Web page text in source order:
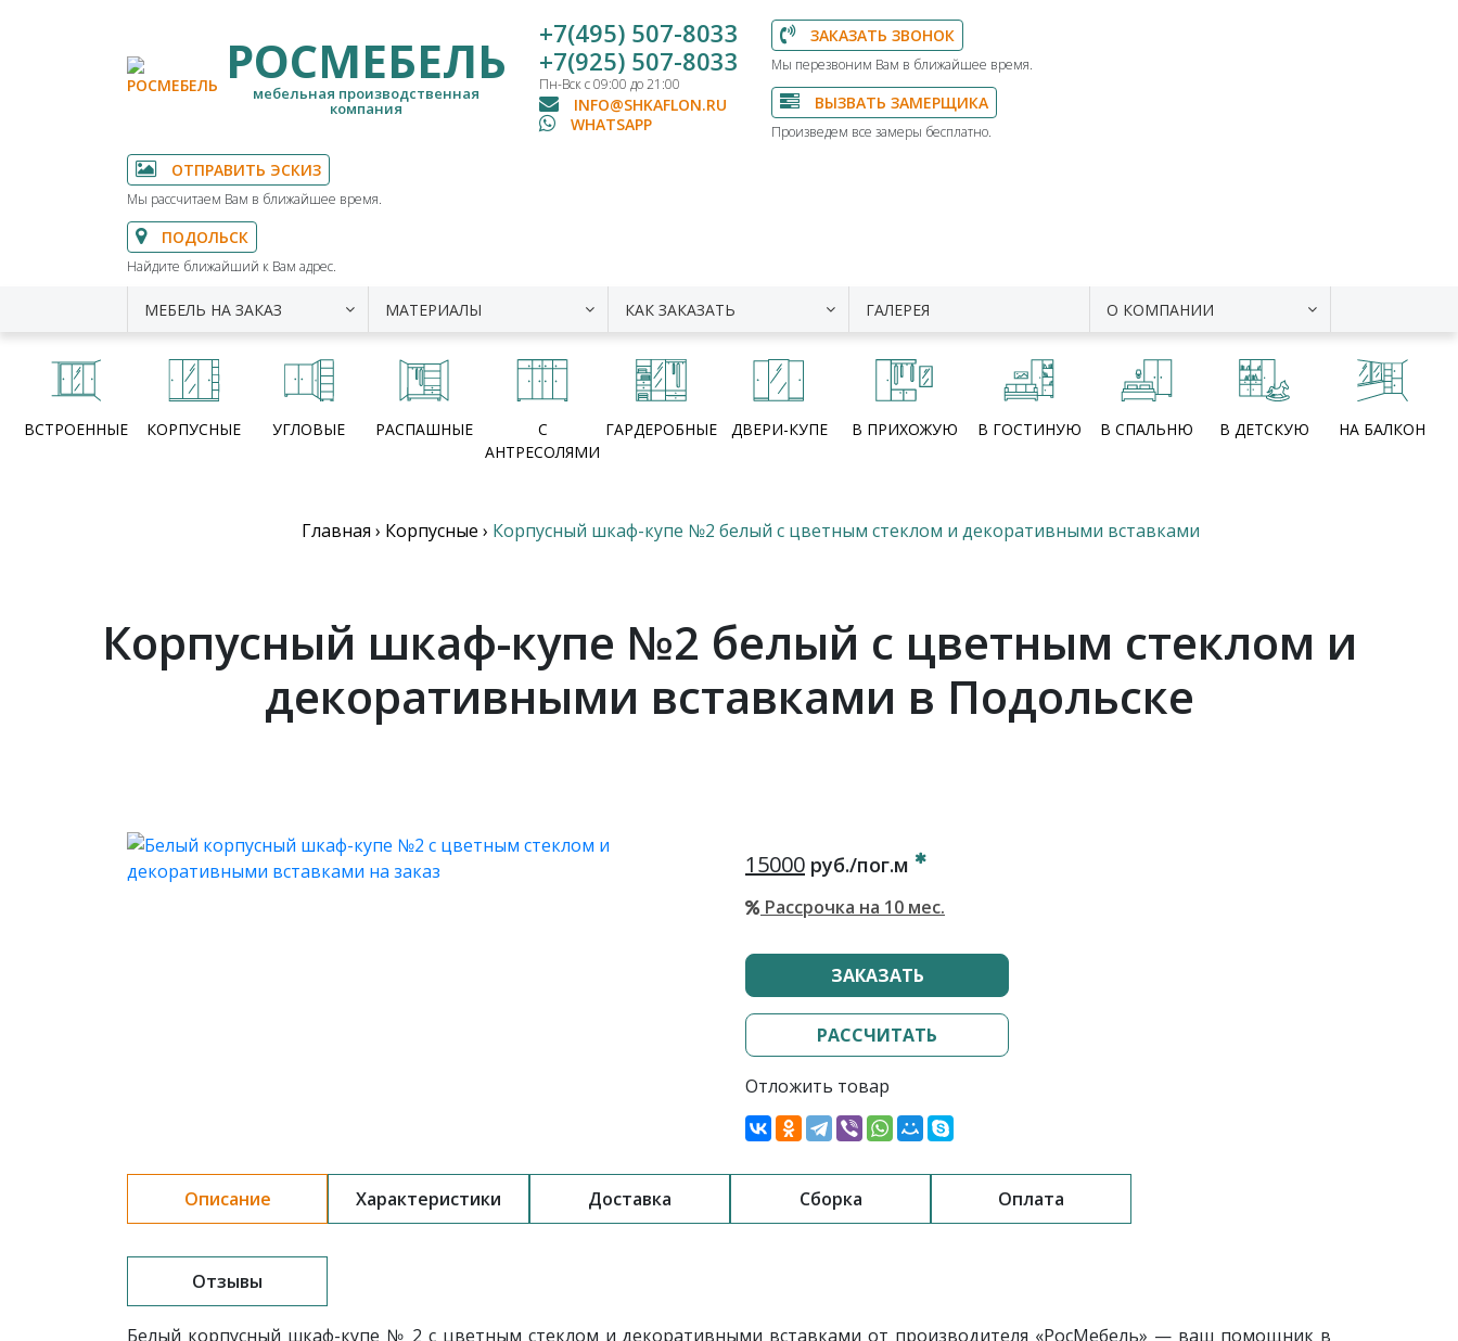
РОСМЕБЕЛЬ
мебельная производственная
компания
+7(495) 507-8033
+7(925) 507-8033
Пн-Вск с 09:00 до 21:00
INFO@SHKAFLON.RU
WHATSAPP
ЗАКАЗАТЬ ЗВОНОК
Мы перезвоним Вам в ближайшее время.
ВЫЗВАТЬ ЗАМЕРЩИКА
Произведем все замеры бесплатно.
ОТПРАВИТЬ ЭСКИЗ
Мы рассчитаем Вам в ближайшее время.
ПОДОЛЬСК
Найдите ближайший к Вам адрес.
МЕБЕЛЬ НА ЗАКАЗ МАТЕРИАЛЫ КАК ЗАКАЗАТЬ ГАЛЕРЕЯ О КОМПАНИИ
ВСТРОЕННЫЕ КОРПУСНЫЕ УГЛОВЫЕ РАСПАШНЫЕ
С
АНТРЕСОЛЯМИ
ГАРДЕРОБНЫЕ ДВЕРИ-КУПЕ В ПРИХОЖУЮ В ГОСТИНУЮ В СПАЛЬНЮ В ДЕТСКУЮ НА БАЛКОН
Главная › Корпусные › Корпусный шкаф-купе №2 белый с цветным стеклом и декоративными вставками
Корпусный шкаф-купе №2 белый с цветным стеклом и
декоративными вставками в Подольске
15000 руб./пог.м
Рассрочка на 10 мес.
ЗАКАЗАТЬ
РАССЧИТАТЬ
Отложить товар
Описание Характеристики Доставка Сборка Оплата
Отзывы
Белый корпусный шкаф-купе № 2 с цветным стеклом и декоративными вставками от производителя «РосМебель» — ваш помощник в